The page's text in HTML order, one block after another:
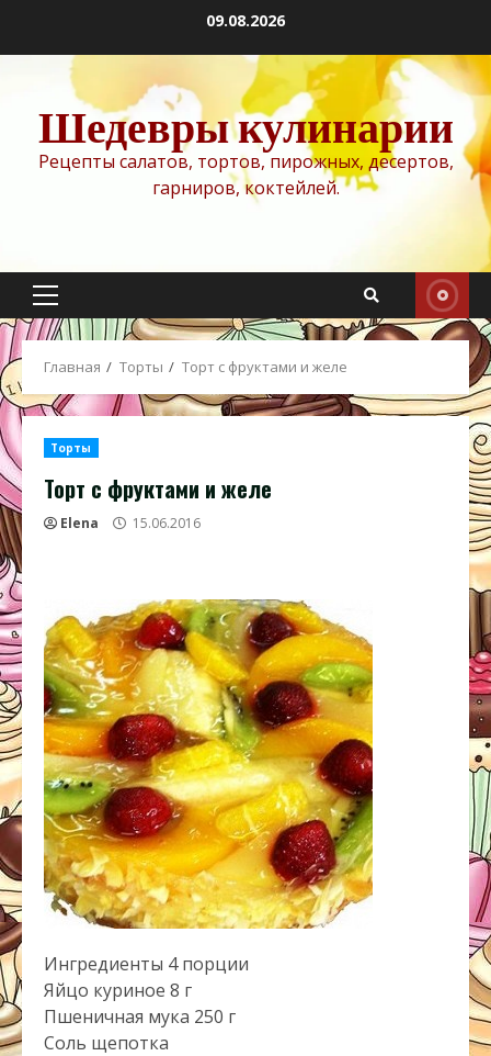
содержимому
09.08.2026
Шедевры кулинарии
Рецепты салатов, тортов, пирожных, десертов,
гарниров, коктейлей.
Основное
меню
Главная Торты Торт с фруктами и желе
Торты
Торт с фруктами и желе
Elena 15.06.2016
Ингредиенты 4 порции
Яйцо куриное 8 г
Пшеничная мука 250 г
Соль щепотка